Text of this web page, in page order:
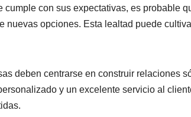
con sus expectativas, es probable
opciones. Esta lealtad puede
deben centrarse en construir relaciones
y un excelente servicio al